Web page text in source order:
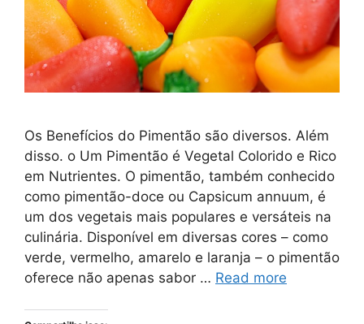
Os Benefícios do Pimentão são diversos. Além
disso. o Um Pimentão é Vegetal Colorido e Rico
em Nutrientes. O pimentão, também conhecido
como pimentão-doce ou Capsicum annuum, é
um dos vegetais mais populares e versáteis na
culinária. Disponível em diversas cores – como
verde, vermelho, amarelo e laranja – o pimentão
oferece não apenas sabor … Read more